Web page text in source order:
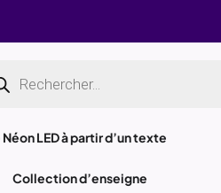
LED à partir d’un texte
Collection d’enseigne